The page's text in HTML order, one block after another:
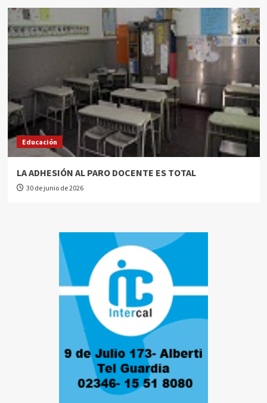
Educación
LA ADHESIÓN AL PARO DOCENTE ES TOTAL
30 de junio de 2026